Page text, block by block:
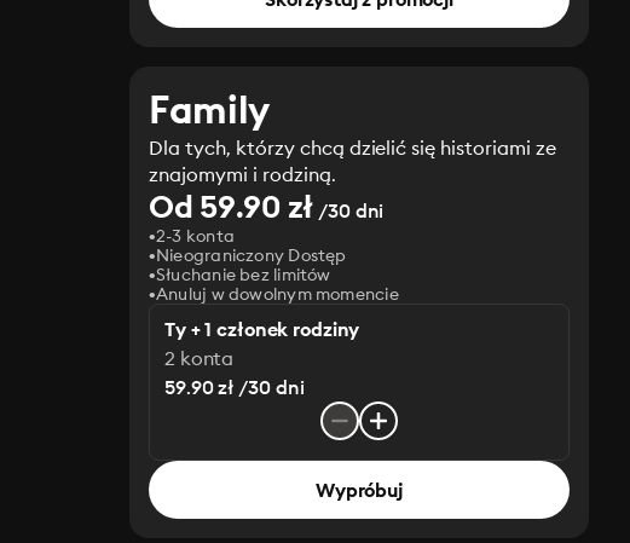
Family
Dla tych, którzy chcą dzielić się historiami ze
znajomymi i rodziną.
Od 59.90 zł /30 dni
2-3 konta
Nieograniczony Dostęp
Słuchanie bez limitów
Anuluj w dowolnym momencie
Ty + 1 członek rodziny
2 konta
59.90 zł /30 dni
Wypróbuj